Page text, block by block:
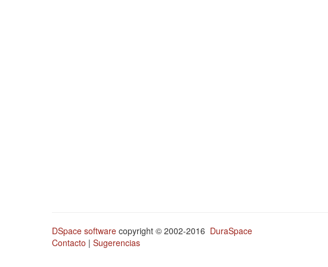
DSpace software copyright © 2002-2016 DuraSpace
Contacto | Sugerencias